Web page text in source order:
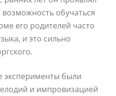
обучаться
его родителей часто
и это сильно
эксперименты были
и импровизацией